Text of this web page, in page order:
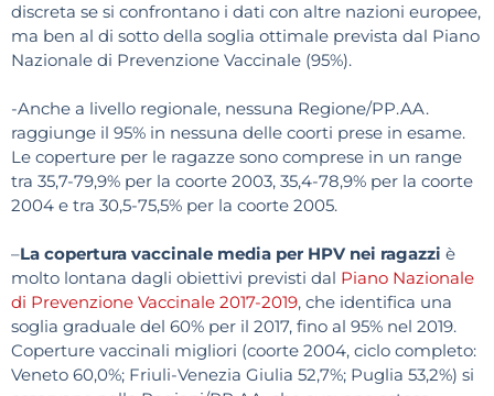
discreta se si confrontano i dati con altre nazioni europee,
ma ben al di sotto della soglia ottimale prevista dal Piano
Nazionale di Prevenzione Vaccinale (95%).
-Anche a livello regionale, nessuna Regione/PP.AA.
raggiunge il 95% in nessuna delle coorti prese in esame.
Le coperture per le ragazze sono comprese in un range
tra 35,7-79,9% per la coorte 2003, 35,4-78,9% per la coorte
2004 e tra 30,5-75,5% per la coorte 2005.
–La copertura vaccinale media per HPV nei ragazzi è
molto lontana dagli obiettivi previsti dal Piano Nazionale
di Prevenzione Vaccinale 2017-2019, che identifica una
soglia graduale del 60% per il 2017, fino al 95% nel 2019.
Coperture vaccinali migliori (coorte 2004, ciclo completo:
Veneto 60,0%; Friuli-Venezia Giulia 52,7%; Puglia 53,2%) si